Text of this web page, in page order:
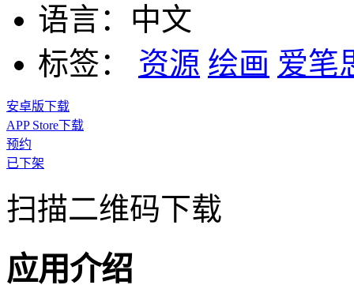
语言： 中文
标签：
资源 绘画 爱笔
安卓版下载
APP Store下载
预约
已下架
扫描二维码下载
应用介绍